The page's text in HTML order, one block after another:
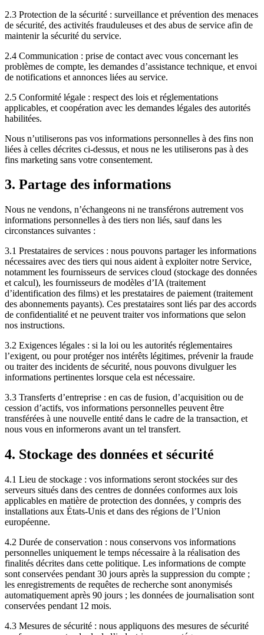
2.3 Protection de la sécurité : surveillance et prévention des menaces
de sécurité, des activités frauduleuses et des abus de service afin de
maintenir la sécurité du service.
2.4 Communication : prise de contact avec vous concernant les
problèmes de compte, les demandes d’assistance technique, et envoi
de notifications et annonces liées au service.
2.5 Conformité légale : respect des lois et réglementations
applicables, et coopération avec les demandes légales des autorités
habilitées.
Nous n’utiliserons pas vos informations personnelles à des fins non
liées à celles décrites ci-dessus, et nous ne les utiliserons pas à des
fins marketing sans votre consentement.
3. Partage des informations
Nous ne vendons, n’échangeons ni ne transférons autrement vos
informations personnelles à des tiers non liés, sauf dans les
circonstances suivantes :
3.1 Prestataires de services : nous pouvons partager les informations
nécessaires avec des tiers qui nous aident à exploiter notre Service,
notamment les fournisseurs de services cloud (stockage des données
et calcul), les fournisseurs de modèles d’IA (traitement
d’identification des films) et les prestataires de paiement (traitement
des abonnements payants). Ces prestataires sont liés par des accords
de confidentialité et ne peuvent traiter vos informations que selon
nos instructions.
3.2 Exigences légales : si la loi ou les autorités réglementaires
l’exigent, ou pour protéger nos intérêts légitimes, prévenir la fraude
ou traiter des incidents de sécurité, nous pouvons divulguer les
informations pertinentes lorsque cela est nécessaire.
3.3 Transferts d’entreprise : en cas de fusion, d’acquisition ou de
cession d’actifs, vos informations personnelles peuvent être
transférées à une nouvelle entité dans le cadre de la transaction, et
nous vous en informerons avant un tel transfert.
4. Stockage des données et sécurité
4.1 Lieu de stockage : vos informations seront stockées sur des
serveurs situés dans des centres de données conformes aux lois
applicables en matière de protection des données, y compris des
installations aux États-Unis et dans des régions de l’Union
européenne.
4.2 Durée de conservation : nous conservons vos informations
personnelles uniquement le temps nécessaire à la réalisation des
finalités décrites dans cette politique. Les informations de compte
sont conservées pendant 30 jours après la suppression du compte ;
les enregistrements de requêtes de recherche sont anonymisés
automatiquement après 90 jours ; les données de journalisation sont
conservées pendant 12 mois.
4.3 Mesures de sécurité : nous appliquons des mesures de sécurité